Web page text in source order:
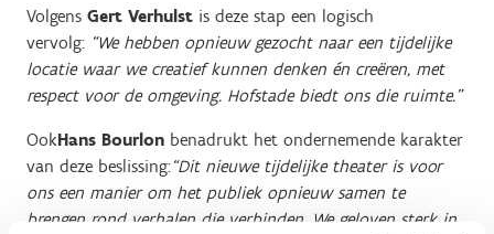
Volgens Gert Verhulst is deze stap een logisch
vervolg: “We hebben opnieuw gezocht naar een tijdelijke
locatie waar we creatief kunnen denken én creëren, met
respect voor de omgeving. Hofstade biedt ons die ruimte.”
OokHans Bourlon benadrukt het ondernemende karakter
van deze beslissing:“Dit nieuwe tijdelijke theater is voor
ons een manier om het publiek opnieuw samen te
brengen rond verhalen die verbinden. We geloven sterk in